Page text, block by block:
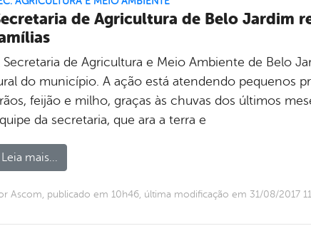
de Agricultura de Belo Jardim
Secretaria de Agricultura e Meio Ambiente de Belo
do município. A ação está atendendo pequenos
feijão e milho, graças às chuvas dos últimos
da secretaria, que ara a terra e
Leia mais...
Ascom, publicado em 10h46, última modificação em 31/08/2017